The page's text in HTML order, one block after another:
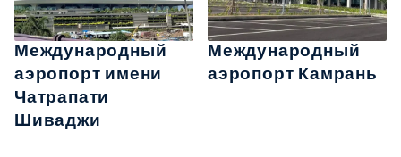
Международный
аэропорт имени
Чатрапати
Шиваджи
Международный
аэропорт Камрань